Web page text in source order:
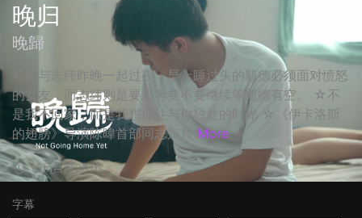
晚归
晚歸
毅德与志纬昨晚一起过夜，早上睡过头的毅德必须面对愤怒
的女友，而志纬则是要思考要不要继续等毅德有空。 ☆不
是我不回家，而是我想抓住与你独处的时光 ☆《伊卡洛斯
的翅膀》导演陈暐首部同志短片
More
15m台湾2016
字幕